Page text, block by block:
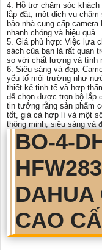
4. Hỗ trợ chăm sóc
lắp đặt, một dịch vụ
bảo nhà cung cấp
nhanh chóng và hiệu quả.
5. Giá phù hợp: Việc lựa
sách của bạn là rất quan
so với chất lượng và tính
6. Siêu sáng và đẹp:
yếu tố môi trường như
thiết kế tinh tế và hợp
để chọn được trọn bộ lắp
tin tưởng rằng sản phẩm
tốt, giá cả hợp lí và một
thông minh, siêu sáng và
BO-4-
DAHUA
CAO